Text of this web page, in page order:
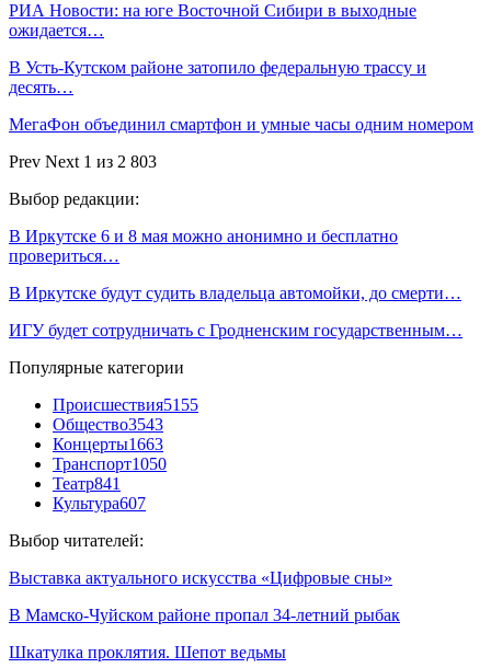
РИА Новости: на юге Восточной Сибири в выходные
ожидается…
В Усть-Кутском районе затопило федеральную трассу и
десять…
МегаФон объединил смартфон и умные часы одним номером
Prev Next 1 из 2 803
Выбор редакции:
В Иркутске 6 и 8 мая можно анонимно и бесплатно
провериться…
В Иркутске будут судить владельца автомойки, до смерти…
ИГУ будет сотрудничать с Гродненским государственным…
Популярные категории
Происшествия5155
Общество3543
Концерты1663
Транспорт1050
Театр841
Культура607
Выбор читателей:
Выставка актуального искусства «Цифровые сны»
В Мамско-Чуйском районе пропал 34-летний рыбак
Шкатулка проклятия. Шепот ведьмы